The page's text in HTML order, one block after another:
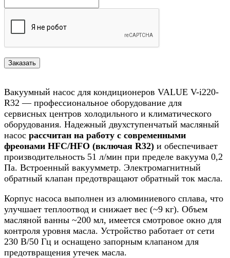
Вакуумный насос для кондиционеров VALUE V-i220-
R32 — профессиональное оборудование для
сервисных центров холодильного и климатического
оборудования. Надежный двухступенчатый масляный
насос рассчитан на работу с современными
фреонами HFC/HFO (включая R32) и обеспечивает
производительность 51 л/мин при пределе вакуума 0,2
Па. Встроенный вакуумметр. Электромагнитный
обратный клапан предотвращают обратный ток масла.
Корпус насоса выполнен из алюминиевого сплава, что
улучшает теплоотвод и снижает вес (~9 кг). Объем
масляной ванны ~200 мл, имеется смотровое окно для
контроля уровня масла. Устройство работает от сети
230 В/50 Гц и оснащено запорным клапаном для
предотвращения утечек масла.